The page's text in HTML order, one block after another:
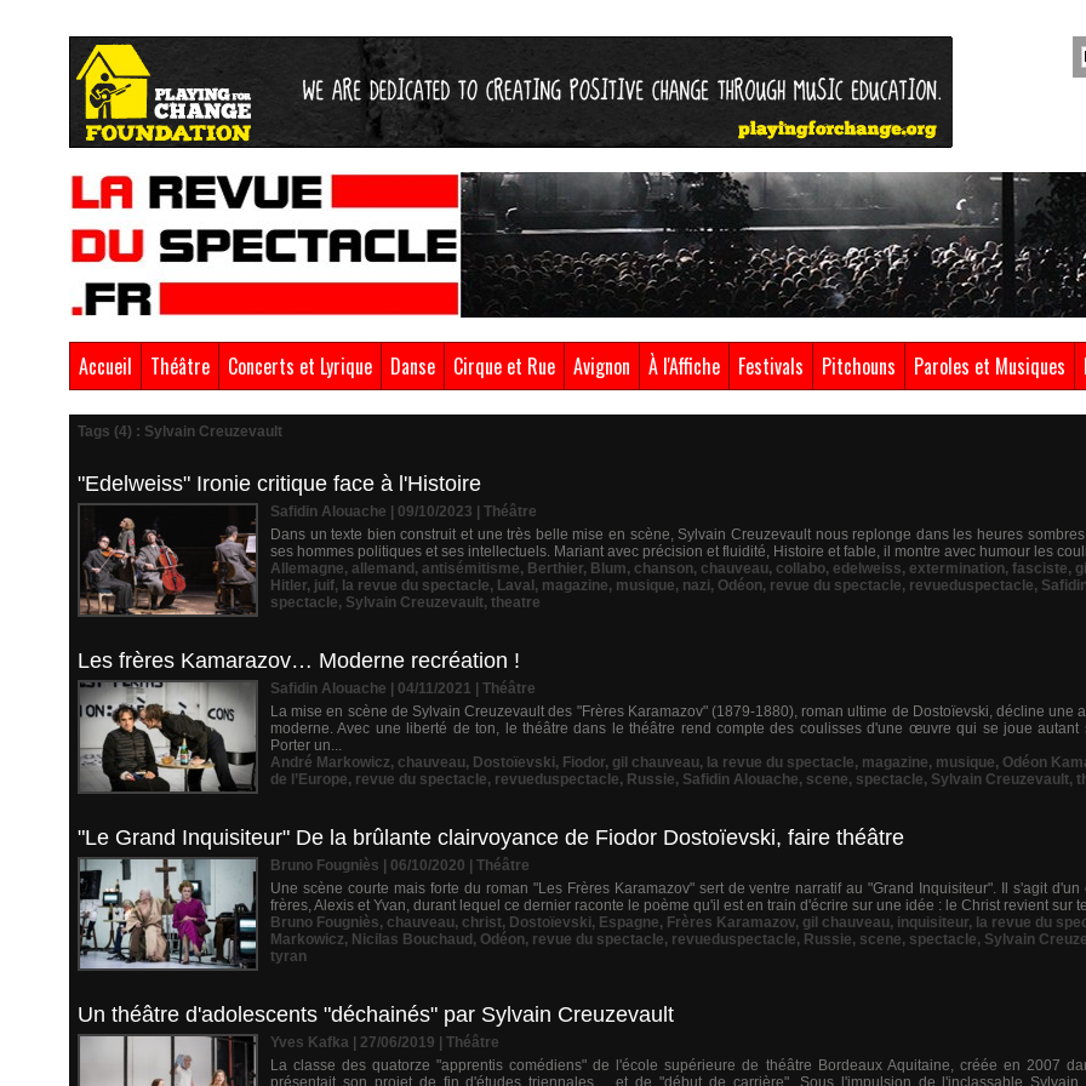
Accueil Théâtre Concerts et Lyrique Danse Cirque et Rue Avignon À l'Affiche Festivals Pitchouns Paroles et Musiques
Tags (4) : Sylvain Creuzevault
"Edelweiss" Ironie critique face à l'Histoire
Safidin Alouache | 09/10/2023
Théâtre
Dans un texte bien construit et une très belle mise en scène, Sylvain Creuzevault nous replonge dans les heures
ses hommes politiques et ses intellectuels. Mariant avec précision et fluidité, Histoire et fable, il montre avec humour les
Allemagne, allemand , antisémitisme, Berthier, Blum, chanson, chauveau, collabo, edelweiss, extermination, fasciste,
Hitler, juif, la revue du spectacle, Laval , magazine, musique, nazi, Odéon, revue du spectacle, revueduspectacle,
spectacle, Sylvain Creuzevault, theatre
Les frères Kamarazov… Moderne recréation !
Safidin Alouache | 04/11/2021
Théâtre
La mise en scène de Sylvain Creuzevault des "Frères Karamazov" (1879-1880), roman ultime de Dostoïevski, décline une
moderne. Avec une liberté de ton, le théâtre dans le théâtre rend compte des coulisses d'une œuvre qui se joue autant
Porter un...
André Markowicz, chauveau, Dostoïevski, Fiodor, gil chauveau, la revue du spectacle, magazine, musique, Odéon
de l’Europe, revue du spectacle, revueduspectacle, Russie, Safidin Alouache, scene, spectacle, Sylvain Creuzevault,
"Le Grand Inquisiteur" De la brûlante clairvoyance de Fiodor Dostoïevski, faire théâtre
Bruno Fougniès | 06/10/2020
Théâtre
Une scène courte mais forte du roman "Les Frères Karamazov" sert de ventre narratif au "Grand Inquisiteur". Il s'agit
frères, Alexis et Yvan, durant lequel ce dernier raconte le poème qu'il est en train d'écrire sur une idée : le Christ revient sur
Bruno Fougniès, chauveau, christ, Dostoïevski, Espagne, Frères Karamazov, gil chauveau, inquisiteur, la revue du
Markowicz, Nicilas Bouchaud , Odéon, revue du spectacle, revueduspectacle, Russie, scene, spectacle, Sylvain
tyran
Un théâtre d'adolescents "déchainés" par Sylvain Creuzevault
Yves Kafka | 27/06/2019
Théâtre
La classe des quatorze "apprentis comédiens" de l'école supérieure de théâtre Bordeaux Aquitaine, créée en 2007
présentait son projet de fin d'études triennales… et de "début de carrière". Sous l'impulsion de l'inclassable Sylvain